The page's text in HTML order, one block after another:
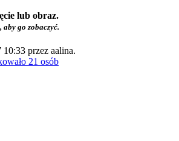
lub obraz.
go zobaczyć.
10:33 przez aalina.
21 osób